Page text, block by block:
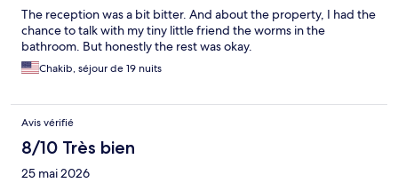
The reception was a bit bitter. And about the property, I had the
chance to talk with my tiny little friend the worms in the
bathroom. But honestly the rest was okay.
Chakib, séjour de 19 nuits
Avis vérifié
8/10 Très bien
25 mai 2026